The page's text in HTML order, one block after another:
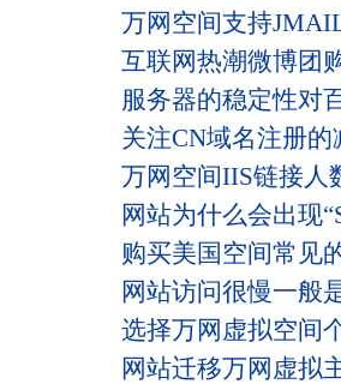
万网空间支持
互联网热潮微博团
服务器的稳定性对
关注CN域名注册
万网空间IIS链接人
网站为什么会出现
购买美国空间常见
网站访问很慢一般
选择万网虚拟空间
网站迁移万网虚拟